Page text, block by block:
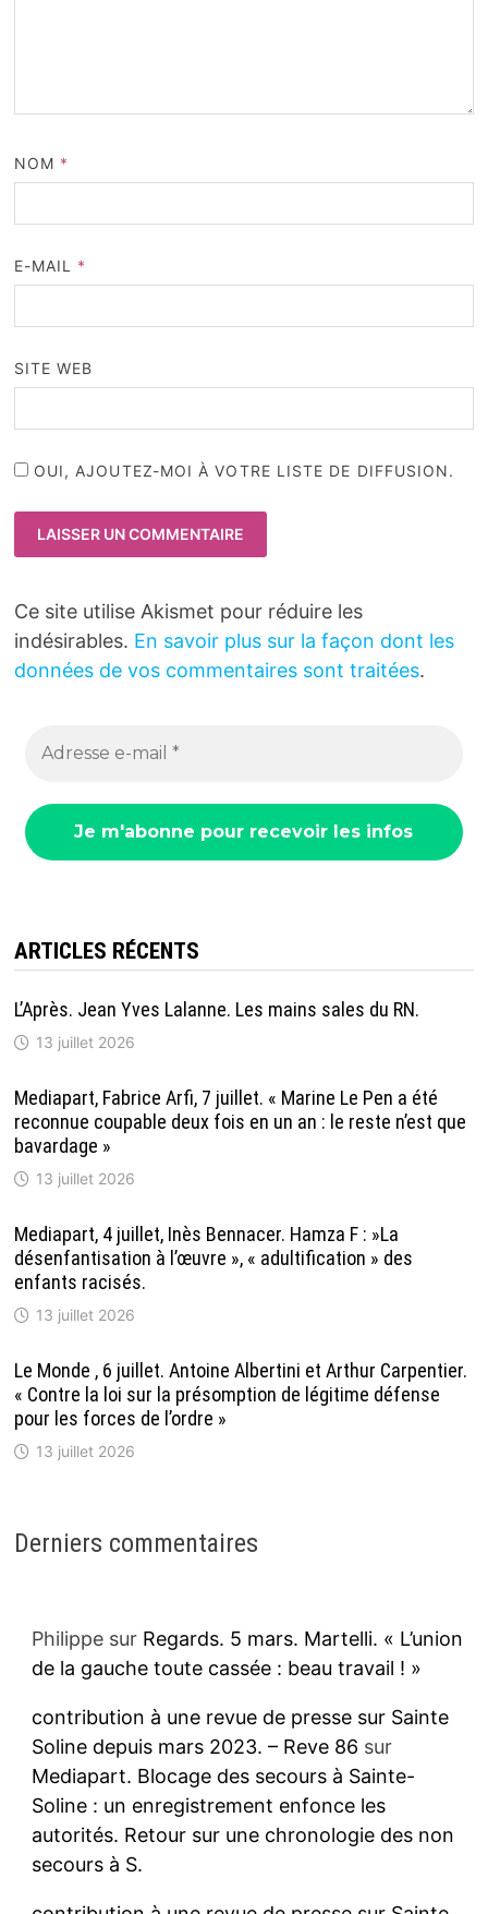
NOM *
E-MAIL *
SITE WEB
OUI, AJOUTEZ-MOI À VOTRE LISTE DE DIFFUSION.
Ce site utilise Akismet pour réduire les
indésirables. En savoir plus sur la façon dont les
données de vos commentaires sont traitées.
ARTICLES RÉCENTS
L’Après. Jean Yves Lalanne. Les mains sales du RN.
13 juillet 2026
Mediapart, Fabrice Arfi, 7 juillet. « Marine Le Pen a été
reconnue coupable deux fois en un an : le reste n’est que
bavardage »
13 juillet 2026
Mediapart, 4 juillet, Inès Bennacer. Hamza F : »La
désenfantisation à l’œuvre », « adultification » des
enfants racisés.
13 juillet 2026
Le Monde , 6 juillet. Antoine Albertini et Arthur Carpentier.
« Contre la loi sur la présomption de légitime défense
pour les forces de l’ordre »
13 juillet 2026
Derniers commentaires
Philippesur Regards. 5 mars. Martelli. « L’union
de la gauche toute cassée : beau travail ! »
contribution à une revue de presse sur Sainte
Soline depuis mars 2023. – Reve 86 sur
Mediapart. Blocage des secours à Sainte-
Soline : un enregistrement enfonce les
autorités. Retour sur une chronologie des non
secours à S.